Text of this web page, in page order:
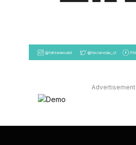
Advertisement